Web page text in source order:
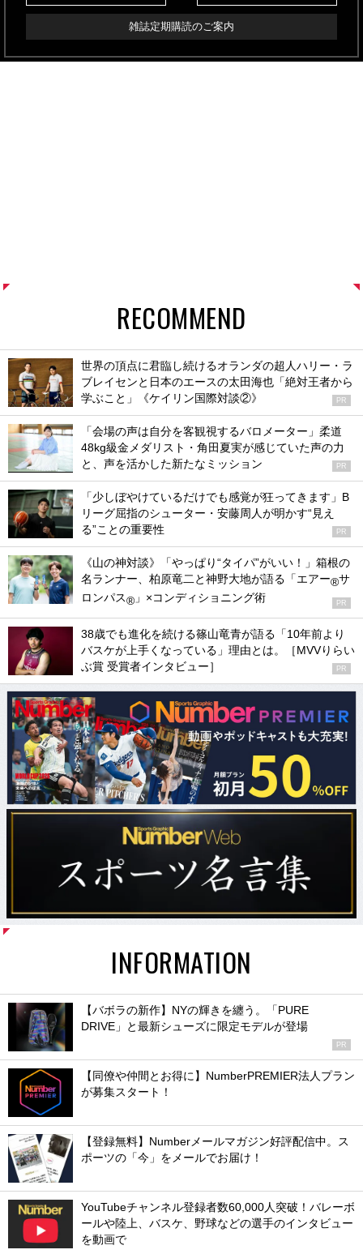
雑誌定期購読のご案内
RECOMMEND
世界の頂点に君臨し続けるオランダの超人ハリー・ラ
ブレイセンと日本のエースの太田海也「絶対王者から
学ぶこと」《ケイリン国際対談②》
PR
「会場の声は自分を客観視するバロメーター」柔道
48kg級金メダリスト・角田夏実が感じていた声の力
と、声を活かした新たなミッション
PR
「少しぼやけているだけでも感覚が狂ってきます」B
リーグ屈指のシューター・安藤周人が明かす“見え
る”ことの重要性
PR
《山の神対談》「やっぱり“タイパ”がいい！」箱根の
名ランナー、柏原竜二と神野大地が語る「エアー®サ
ロンパス® 」×コンディショニング術 PR
38歳でも進化を続ける篠山竜青が語る「10年前より
バスケが上手くなっている」理由とは。［MVVりらい
ぶ賞 受賞者インタビュー］
PR
INFORMATION
【バボラの新作】NYの輝きを纏う。「PURE
DRIVE」と最新シューズに限定モデルが登場
PR
【同僚や仲間とお得に】NumberPREMIER法人プラン
が募集スタート！
【登録無料】Numberメールマガジン好評配信中。ス
ポーツの「今」をメールでお届け！
YouTubeチャンネル登録者数60,000人突破！バレーボ
ールや陸上、バスケ、野球などの選手のインタビュー
を動画で